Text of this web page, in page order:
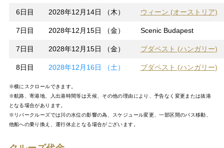
6日目 2028年12月14日 （木） ウィーン (オーストリア)
7日目 2028年12月15日 （金） Scenic Budapest
7日目 2028年12月15日 （金） ブダペスト (ハンガリー)
8日目 2028年12月16日 （土） ブダペスト (ハンガリー)
※横にスクロールできます。
※航路、寄港地、入出港時間等は天候、その他の理由により、予告なく変更または抜港
となる場合があります。
※リバークルーズでは川の水位の影響の為、スケジュール変更、一部区間のバス移動、
他船への乗り換え、運行休止となる場合がございます。